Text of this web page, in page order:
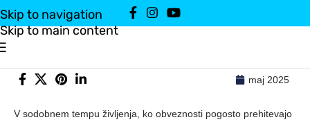
Skip to navigation
Skip to main content
maj 2025
V sodobnem tempu življenja, ko obveznosti pogosto prehitevajo